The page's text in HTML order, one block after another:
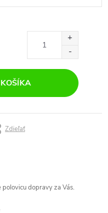
Zdieľať
dopravy za Vás.